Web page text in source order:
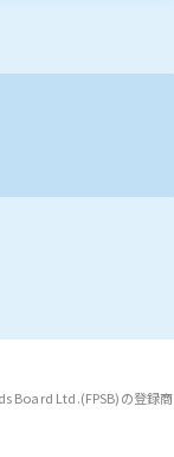
Board Ltd.(FPSB)の登録商